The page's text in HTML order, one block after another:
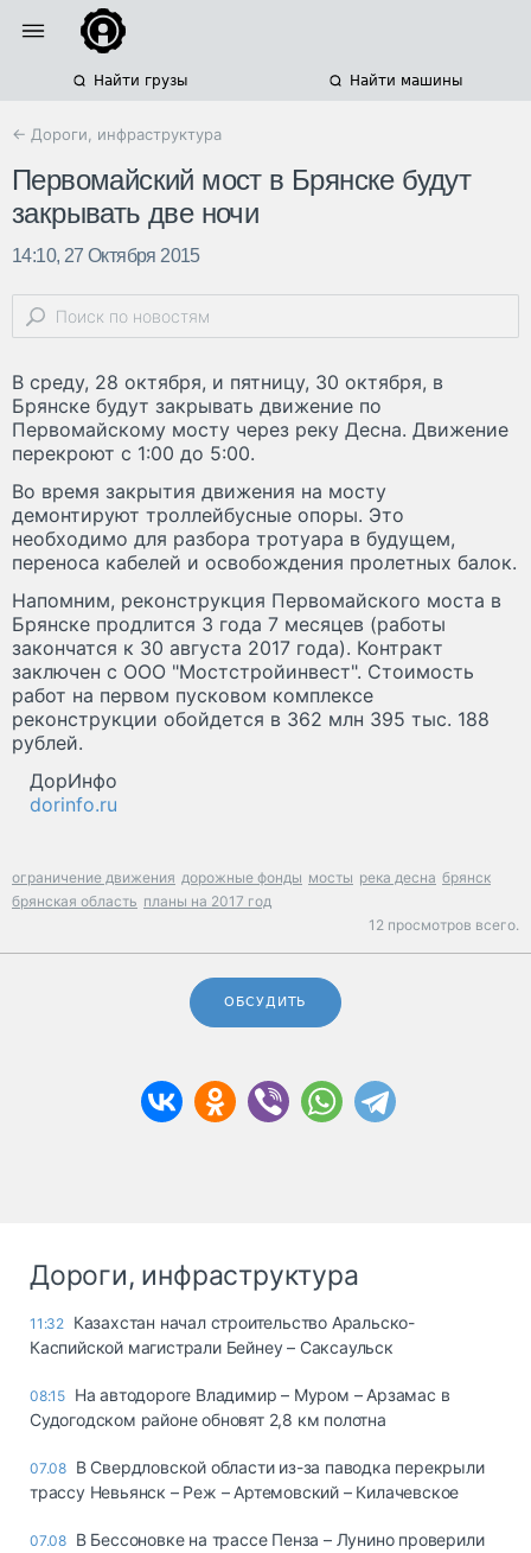
Найти грузы Найти машины
← Дороги, инфраструктура
Первомайский мост в Брянске будут
закрывать две ночи
14:10, 27 Октября 2015
В среду, 28 октября, и пятницу, 30 октября, в
Брянске будут закрывать движение по
Первомайскому мосту через реку Десна. Движение
перекроют с 1:00 до 5:00.
Во время закрытия движения на мосту
демонтируют троллейбусные опоры. Это
необходимо для разбора тротуара в будущем,
переноса кабелей и освобождения пролетных балок.
Напомним, реконструкция Первомайского моста в
Брянске продлится 3 года 7 месяцев (работы
закончатся к 30 августа 2017 года). Контракт
заключен с ООО "Мостстройинвест". Стоимость
работ на первом пусковом комплексе
реконструкции обойдется в 362 млн 395 тыс. 188
рублей.
ДорИнфо
dorinfo.ru
ограничение движения дорожные фонды мосты река десна брянск
брянская область планы на 2017 год
12 просмотров всего.
ОБСУДИТЬ
Дороги, инфраструктура
11:32 Казахстан начал строительство Аральско-
Каспийской магистрали Бейнеу – Саксаульск
08:15 На автодороге Владимир – Муром – Арзамас в
Судогодском районе обновят 2,8 км полотна
07.08 В Свердловской области из-за паводка перекрыли
трассу Невьянск – Реж – Артемовский – Килачевское
07.08 В Бессоновке на трассе Пенза – Лунино проверили